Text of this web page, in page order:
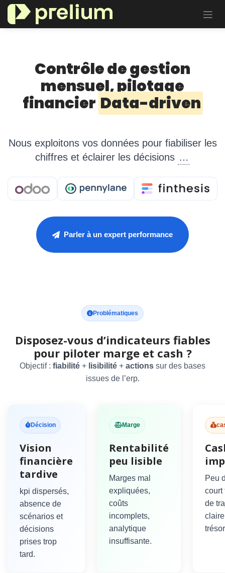
Se rendre au contenu
Contrôle de gestion
mensuel, pilotage
financier Data-driven
Nous exploitons vos données pour fiabiliser les
chiffres et éclairer les décisions …
Parler à un expert performance
Problématiques
Disposez-vous d’indicateurs fiables
pour piloter marge et cash ?
Objectif : fiabilité + lisibilité + actions sur des bases
issues de l’erp.
Décision
Vision
financière
tardive
kpi dispersés,
absence de
scénarios et
décisions
prises trop
tard.
Marge
Rentabilité
peu lisible
Marges mal
expliquées,
coûts
incomplets,
analytique
insuffisante.
Peu
court
de